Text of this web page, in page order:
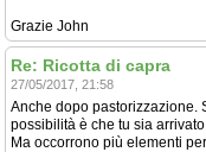
Grazie John
Re: Ricotta di capra
27/05/2017, 21:58
Anche dopo pastorizzazione.
possibilità è che tu sia
Ma occorrono più elementi